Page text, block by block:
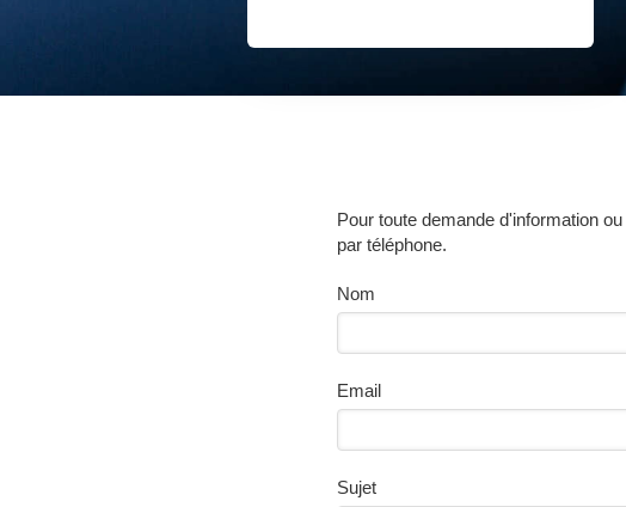
Pour toute demande d'information
par téléphone.
Nom
Email
Sujet